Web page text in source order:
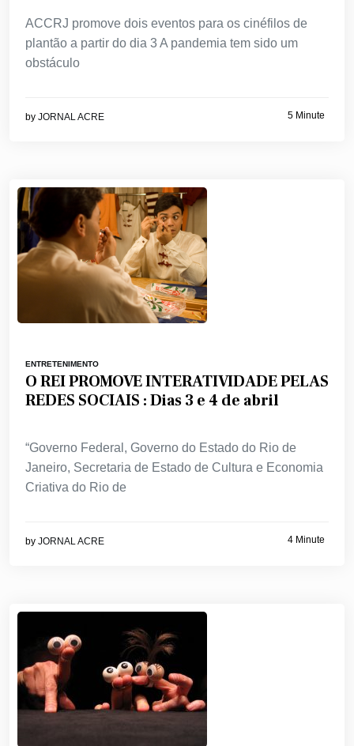
ACCRJ promove dois eventos para os cinéfilos de
plantão a partir do dia 3 A pandemia tem sido um
obstáculo
by JORNAL ACRE 5 Minute
ENTRETENIMENTO
O REI PROMOVE INTERATIVIDADE PELAS
REDES SOCIAIS : Dias 3 e 4 de abril
“Governo Federal, Governo do Estado do Rio de
Janeiro, Secretaria de Estado de Cultura e Economia
Criativa do Rio de
by JORNAL ACRE 4 Minute